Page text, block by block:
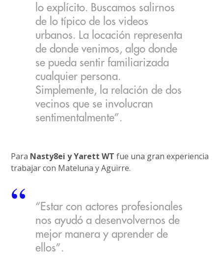
lo explícito. Buscamos salirnos
de lo típico de los videos
urbanos. La locación representa
de donde venimos, algo donde
se pueda sentir familiarizada
cualquier persona.
Simplemente, la relación de dos
vecinos que se involucran
sentimentalmente”.
Para Nasty8ei y Yarett WT fue una gran experiencia
trabajar con Mateluna y Aguirre.
“Estar con actores profesionales
nos ayudó a desenvolvernos de
mejor manera y aprender de
ellos”.